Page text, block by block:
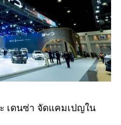
เดนซ่า จัดแคมเปญใน